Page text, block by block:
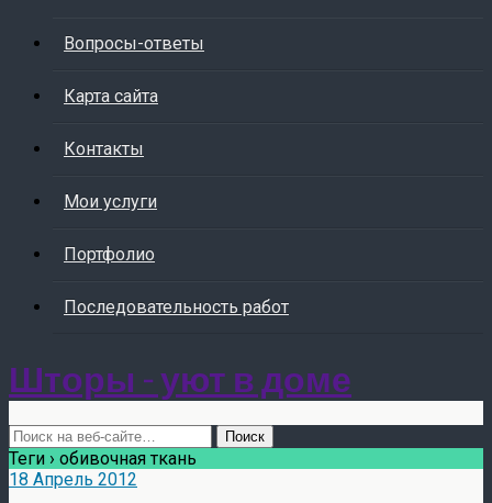
Вопросы-ответы
Карта сайта
Контакты
Мои услуги
Портфолио
Последовательность работ
Шторы - уют в доме
Теги › обивочная ткань
18 Апрель 2012